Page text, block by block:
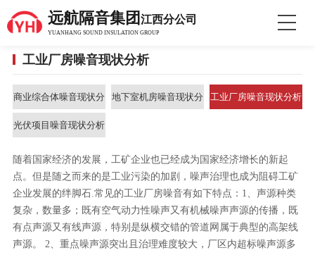
远航隔音集团 江西分公司
YUANHANG SOUND INSULATION GROUP
工业厂房噪音现状分析
商业综合体噪音现状分
析
地下室机房噪音现状分 工业厂房噪音现状分析
光伏项目噪音现状分析
随着国家经济的发展，工矿企业也已经成为国家经济增长的新起
点。但是随之而来的是工业污染的加剧，噪声治理也成为阻碍工矿
企业发展的绊脚石.常见的工业厂房噪音有如下特点：1、声源种类
复杂，数量多；既有空气动力性噪声又有机械噪声声源的传播，既
有点声源又有线声源，特别是纵横交错的管道网属于典型的高架线
声源。 2、重点噪声源突出且治理难度较大，厂区内超标噪声源多